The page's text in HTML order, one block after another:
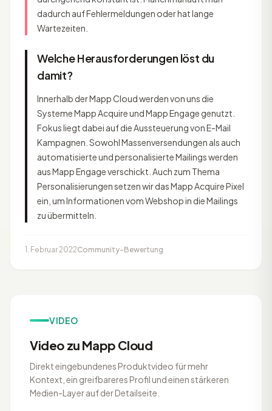
dadurch auf Fehlermeldungen oder hat lange
Wartezeiten.
Welche Herausforderungen löst du
damit?
Innerhalb der Mapp Cloud werden von uns die
Systeme Mapp Acquire und Mapp Engage genutzt.
Fokus liegt dabei auf die Aussteuerung von E-Mail
Kampagnen. Sowohl Massenversendungen als auch
automatisierte und personalisierte Mailings werden
aus Mapp Engage verschickt. Auch zum Thema
Personalisierungen setzen wir das Mapp Acquire Pixel
ein, um Informationen vom Webshop in die Mailings
zu übermitteln.
1. Februar 2022Community-Bewertung
VIDEO
Video zu Mapp Cloud
Direkt eingebundenes Produktvideo für mehr
Kontext, ein greifbareres Profil und einen stärkeren
Medien-Layer auf der Detailseite.